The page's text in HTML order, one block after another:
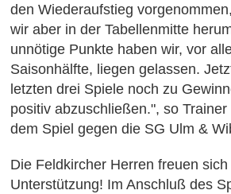
den Wiederaufstieg
wir aber in der Tabellenmitte
unnötige Punkte haben wir, vor
Saisonhälfte, liegen gelassen.
letzten drei Spiele noch zu
positiv abzuschließen.", so
dem Spiel gegen die SG Ulm &
Die Feldkircher Herren freuen
Unterstützung! Im Anschluß des